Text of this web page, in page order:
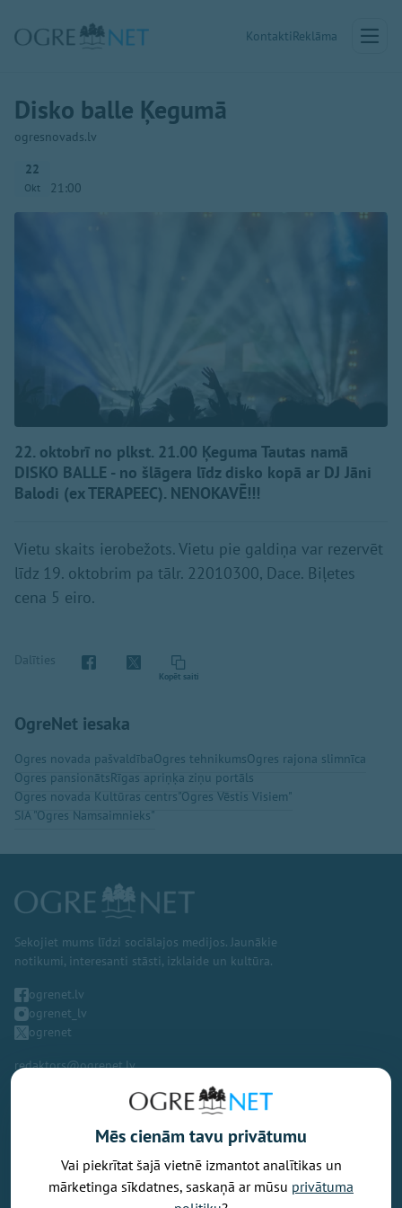
KontaktiReklāma
Disko balle Ķegumā
ogresnovads.lv
22
Okt 21:00
22. oktobrī no plkst. 21.00 Ķeguma Tautas namā
DISKO BALLE - no šlāgera līdz disko kopā ar DJ Jāni
Balodi (ex TERAPEEC). NENOKAVĒ!!!
Vietu skaits ierobežots. Vietu pie galdiņa var rezervēt
līdz 19. oktobrim pa tālr. 22010300, Dace. Biļetes
cena 5 eiro.
Dalīties
Kopēt saiti
OgreNet iesaka
Ogres novada pašvaldībaOgres tehnikumsOgres rajona slimnīca
Ogres pansionātsRīgas apriņķa ziņu portāls
Ogres novada Kultūras centrs"Ogres Vēstis Visiem"
SIA "Ogres Namsaimnieks"
Sekojiet mums līdzi sociālajos medijos. Jaunākie
notikumi, interesanti stāsti, izklaide un kultūra.
ogrenet.lv
ogrenet_lv
ogrenet
redaktors@ogrenet.lv
Vēlaties izteikt savu viedokli par portālu? Pamanījāt kļūdu? Ir
problēma, ko vēlaties apspriest publiski? Vēlaties iesūtīt rakstu par
Mēs cienām tavu privātumu
Vai piekrītat šajā vietnē izmantot analītikas un
mārketinga sīkdatnes, saskaņā ar mūsu privātuma